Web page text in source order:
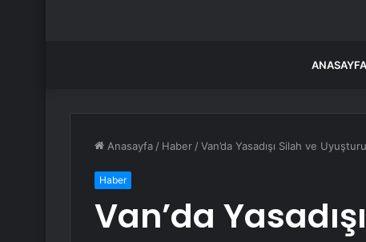
ANASAYFA
Anasayfa / Haber /Van’da Yasadışı Silah ve
Haber
Van’da